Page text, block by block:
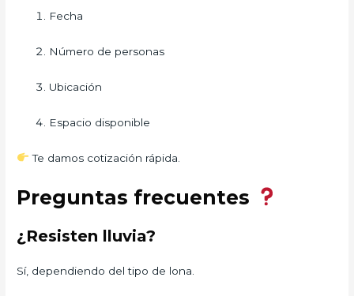
Fecha
Número de personas
Ubicación
Espacio disponible
Te damos cotización rápida.
Preguntas frecuentes
¿Resisten lluvia?
Sí, dependiendo del tipo de lona.